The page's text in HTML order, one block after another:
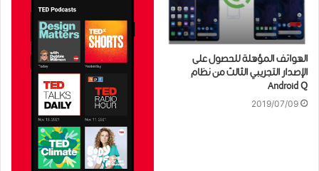
الهواتف المؤهلة للحصول على
الإصدار التجريبي الثالث من نظام
Android Q
2019/07/09